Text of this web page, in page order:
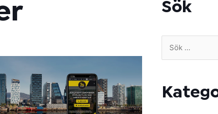
Sök
Sök